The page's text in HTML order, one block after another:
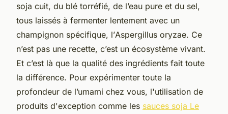
soja cuit, du blé torréfié, de l’eau pure et du sel,
tous laissés à fermenter lentement avec un
champignon spécifique, l’Aspergillus oryzae. Ce
n’est pas une recette, c’est un écosystème vivant.
Et c’est là que la qualité des ingrédients fait toute
la différence. Pour expérimenter toute la
profondeur de l’umami chez vous, l'utilisation de
produits d'exception comme les sauces soja Le